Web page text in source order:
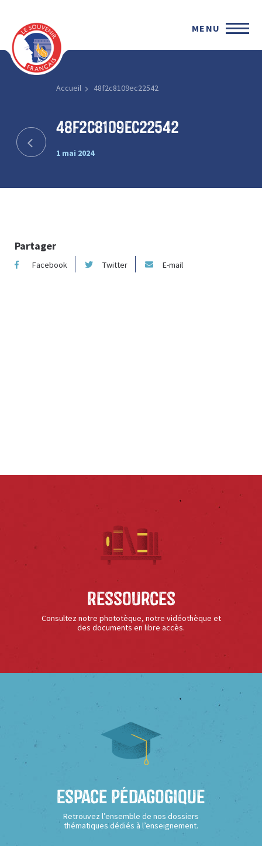
MENU
Accueil 48f2c8109ec22542
48f2c8109ec22542
1 mai 2024
Partager
Facebook Twitter E-mail
Ressources
Consultez notre phototèque, notre vidéothèque et
des documents en libre accès.
Espace Pédagogique
Retrouvez l’ensemble de nos dossiers
thématiques dédiés à l’enseignement.